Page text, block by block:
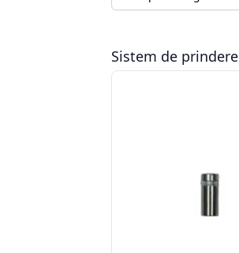
Sistem de prindere